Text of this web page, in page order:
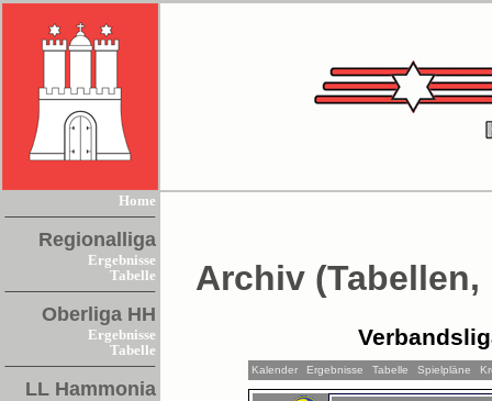
Home
Regionalliga
Ergebnisse
Tabelle
Oberliga HH
Ergebnisse
Tabelle
LL Hammonia
Archiv
Kalender Ergebnisse Tabelle Spielpläne